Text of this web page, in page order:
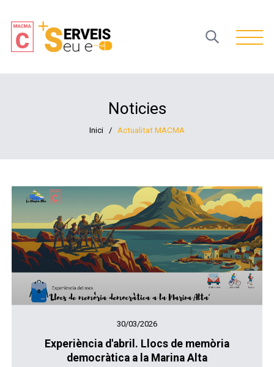
Open
Noticies
Inici / Actualitat MACMA
30/03/2026
Experiència d'abril. Llocs de memòria
democràtica a la Marina Alta